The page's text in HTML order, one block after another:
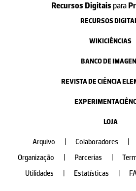
Recursos Digitais para
RECURSOS
WIKICIÊNCIAS
BANCO DE
REVISTA DE CIÊNCIA
LOJA
Arquivo Colaboradores
Organização
Parcerias
Utilidades
Estatísticas